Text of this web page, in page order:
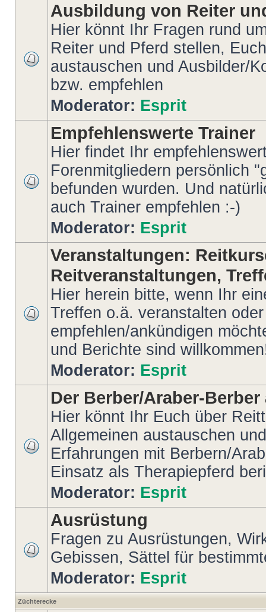
Ausbildung von Reiter
Hier könnt Ihr Fragen rund
Reiter und Pferd stellen,
austauschen und Ausbilder/
bzw. empfehlen
Moderator: Esprit
Empfehlenswerte Trainer
Hier findet Ihr
Forenmitgliedern persönlich
befunden wurden. Und
auch Trainer empfehlen :-)
Moderator: Esprit
Veranstaltungen:
Reitveranstaltungen,
Hier herein bitte, wenn Ihr
Treffen o.ä. veranstalten oder
empfehlen/ankündigen
und Berichte sind
Moderator: Esprit
Der Berber/Araber-
Hier könnt Ihr Euch über
Allgemeinen austauschen
Erfahrungen mit Berbern/
Einsatz als Therapiepferd
Moderator: Esprit
Ausrüstung
Fragen zu Ausrüstungen,
Gebissen, Sättel für
Moderator: Esprit
Züchterecke